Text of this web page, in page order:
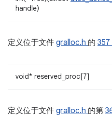
handle)
定义位于文件 gralloc.h 的 357
void* reserved_proc[7]
定义位于文件 gralloc.h 的第